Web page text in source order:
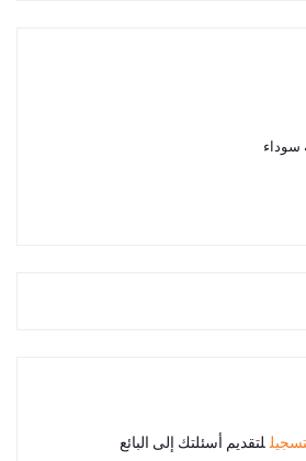
سوداء
لتقديم أسئلتك إلى البائع